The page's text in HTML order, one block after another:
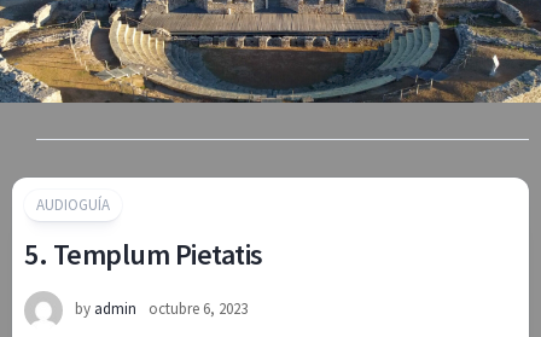
AUDIOGUÍA
5. Templum Pietatis
by admin octubre 6, 2023